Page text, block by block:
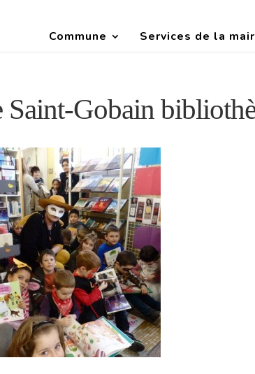
Commune Services de la
Gobain